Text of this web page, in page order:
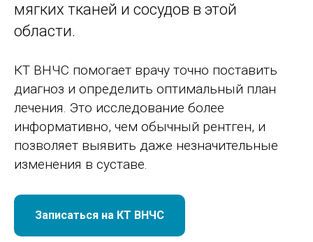
мягких тканей и сосудов в этой
области.
КТ ВНЧС помогает врачу точно поставить
диагноз и определить оптимальный план
лечения. Это исследование более
информативно, чем обычный рентген, и
позволяет выявить даже незначительные
изменения в суставе.
Записаться на КТ ВНЧС